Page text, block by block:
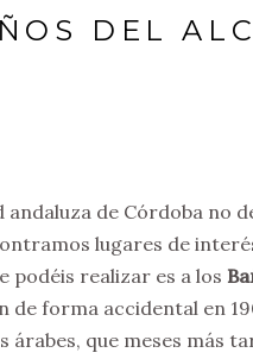
DEL
andaluza de Córdoba no
lugares de
podéis realizar es a los
de forma accidental en
árabes, que meses más